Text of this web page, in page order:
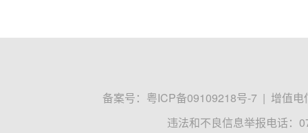
备案号： 粤ICP备09109218号-7 | 增值电
违法和不良信息举报电话：